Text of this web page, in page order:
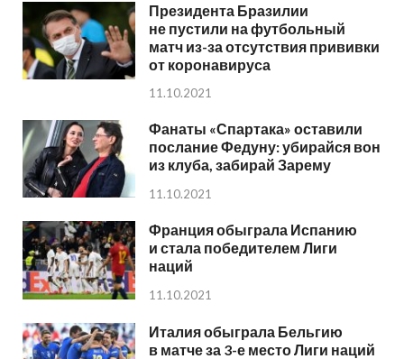
Президента Бразилии
не пустили на футбольный
матч из-за отсутствия прививки
от коронавируса
11.10.2021
Фанаты «Спартака» оставили
послание Федуну: убирайся вон
из клуба, забирай Зарему
11.10.2021
Франция обыграла Испанию
и стала победителем Лиги
наций
11.10.2021
Италия обыграла Бельгию
в матче за 3-е место Лиги наций